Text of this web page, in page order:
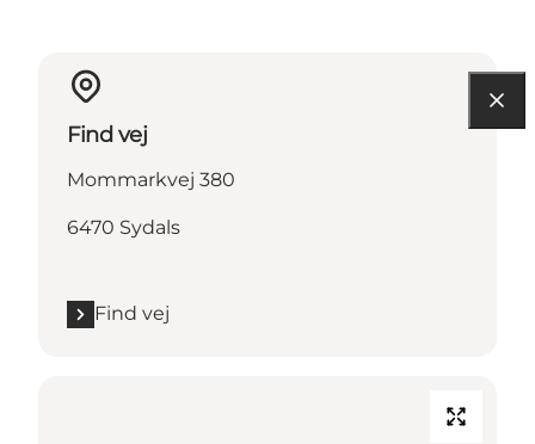
Find vej
Mommarkvej 380
6470 Sydals
Find vej